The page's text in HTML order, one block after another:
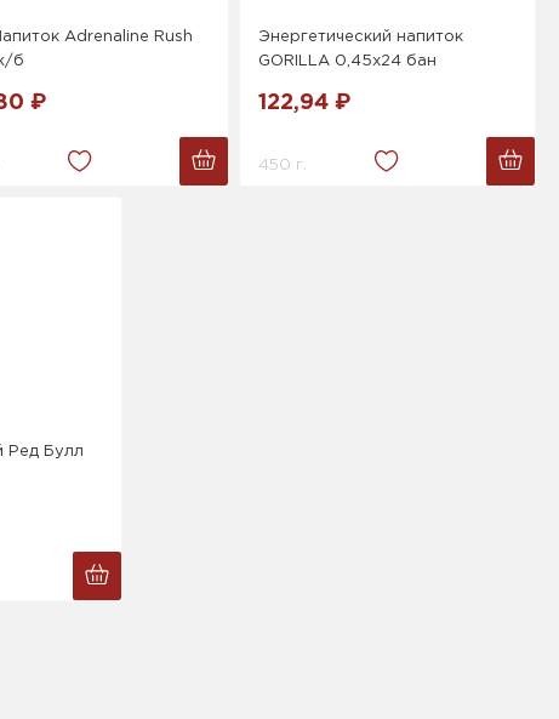
Adrenaline Rush
б
₽
Энергетический напиток
GORILLA 0,45x24 бан
122,94 ₽
450 г.
Ред Булл